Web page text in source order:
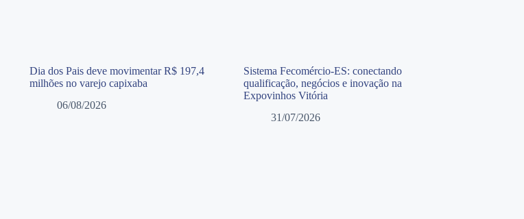
Dia dos Pais deve movimentar R$ 197,4
milhões no varejo capixaba
06/08/2026
Sistema Fecomércio-ES: conectando
qualificação, negócios e inovação na
Expovinhos Vitória
31/07/2026